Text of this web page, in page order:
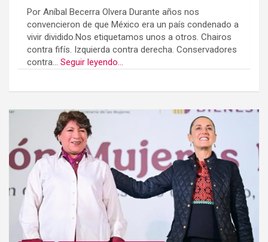
Por Aníbal Becerra Olvera Durante años nos
convencieron de que México era un país condenado a
vivir dividido.Nos etiquetamos unos a otros. Chairos
contra fifís. Izquierda contra derecha. Conservadores
contra... Seguir leyendo...